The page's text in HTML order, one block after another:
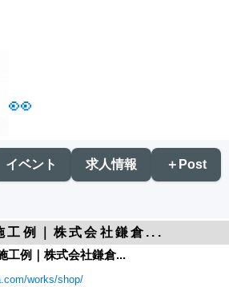
👀
イベント 求人情報 ＋Post
工例｜株式会社鎌倉...
工例｜株式会社鎌倉...
works/shop/